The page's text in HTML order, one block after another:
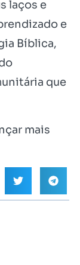
laços e
e
Bíblica,
que
mais